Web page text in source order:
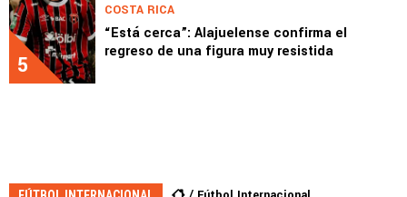
5
COSTA RICA
“Está cerca”: Alajuelense confirma el
regreso de una figura muy resistida